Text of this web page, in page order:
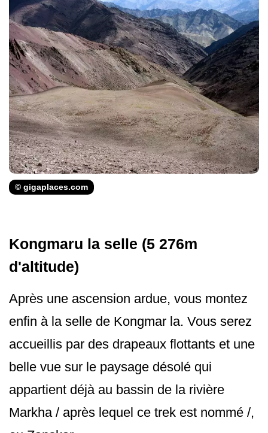
© gigaplaces.com
Kongmaru la selle (5 276m
d'altitude)
Après une ascension ardue, vous montez
enfin à la selle de Kongmar la. Vous serez
accueillis par des drapeaux flottants et une
belle vue sur le paysage désolé qui
appartient déjà au bassin de la rivière
Markha / après lequel ce trek est nommé /,